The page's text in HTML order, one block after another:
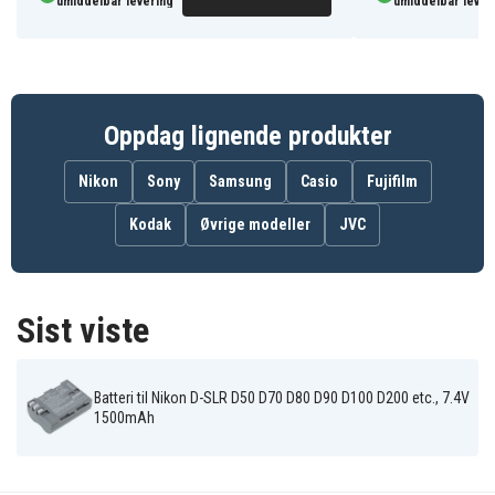
Artikkelnr CB05
4894128005032
Passer til merke Nikon
Oppdag lignende produkter
Nikon Sony Samsung Casio Fujifilm
Kodak Øvrige modeller JVC
Sist viste
Batteri til Nikon D-SLR D50 D70 D80 D90 D100 D200 etc., 7.4V
1500mAh